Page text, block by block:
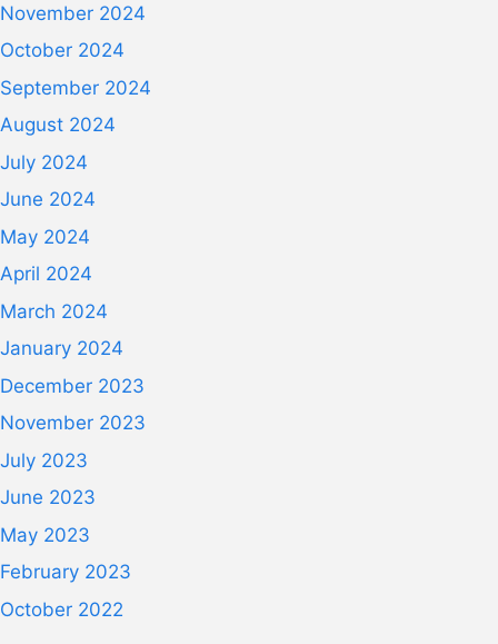
November 2024
October 2024
September 2024
August 2024
July 2024
June 2024
May 2024
April 2024
March 2024
January 2024
December 2023
November 2023
July 2023
June 2023
May 2023
February 2023
October 2022